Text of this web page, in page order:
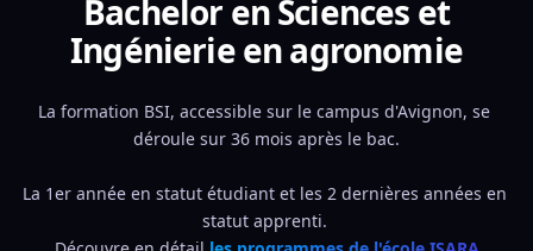
Bachelor en Sciences et
Ingénierie en agronomie
La formation BSI, accessible sur le campus d'Avignon, se
déroule sur 36 mois après le bac.
La 1er année en statut étudiant et les 2 dernières années en
statut apprenti.